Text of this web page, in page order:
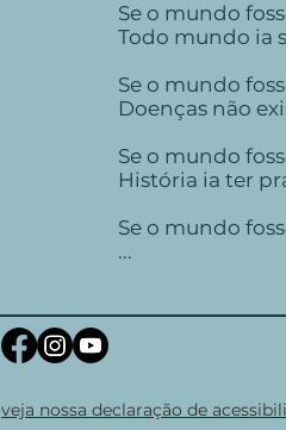
Se o mundo
Todo mundo ia
Se o mundo
Doenças não
Se o mundo
História ia ter
Se o mundo
...
veja nossa declaração de